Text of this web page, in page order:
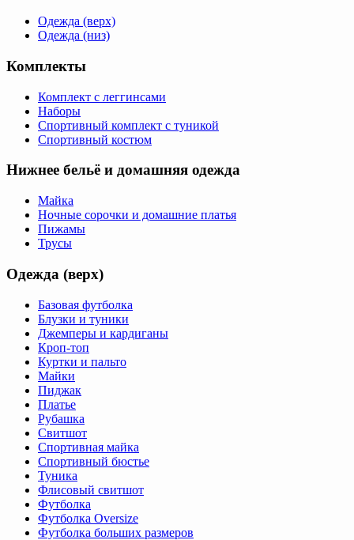
Одежда (верх)
Одежда (низ)
Комплекты
Комплект с леггинсами
Наборы
Спортивный комплект с туникой
Спортивный костюм
Нижнее бельё и домашняя одежда
Майка
Ночные сорочки и домашние платья
Пижамы
Трусы
Одежда (верх)
Базовая футболка
Блузки и туники
Джемперы и кардиганы
Кроп-топ
Куртки и пальто
Майки
Пиджак
Платье
Рубашка
Свитшот
Спортивная майка
Спортивный бюстье
Туника
Флисовый свитшот
Футболка
Футболка Oversize
Футболка больших размеров